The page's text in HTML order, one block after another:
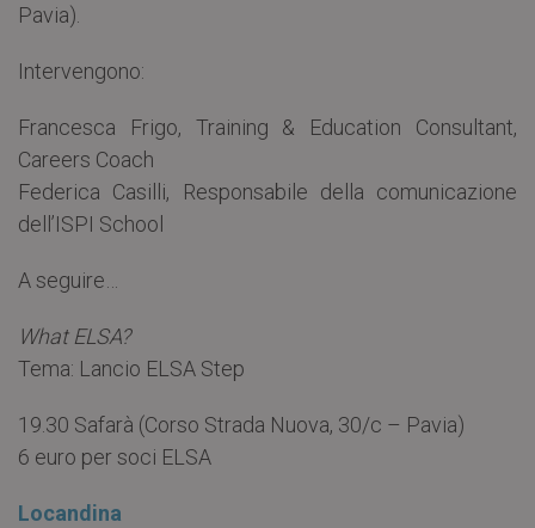
Pavia).
Intervengono:
Francesca Frigo, Training & Education Consultant,
Careers Coach
Federica Casilli, Responsabile della comunicazione
dell’ISPI School
A seguire…
What ELSA?
Tema: Lancio ELSA Step
19.30 Safarà (Corso Strada Nuova, 30/c – Pavia)
6 euro per soci ELSA
Locandina